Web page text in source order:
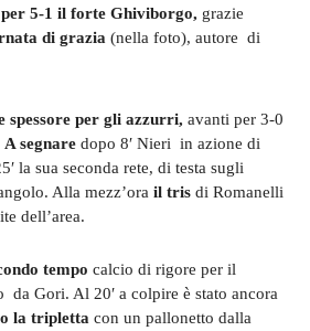
5-1 il forte Ghiviborgo, grazie
di grazia (nella foto), autore di
spessore per gli azzurri, avanti per 3-0
A segnare dopo 8′ Nieri in azione di
la sua seconda rete, di testa sugli
Alla mezz’ora il tris di Romanelli
dell’area.
tempo calcio di rigore per il
Gori. Al 20′ a colpire è stato ancora
la tripletta con un pallonetto dalla